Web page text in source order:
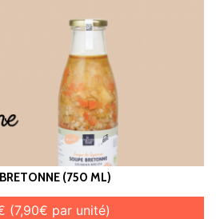
(750 ML)
(7,90€ par unité)